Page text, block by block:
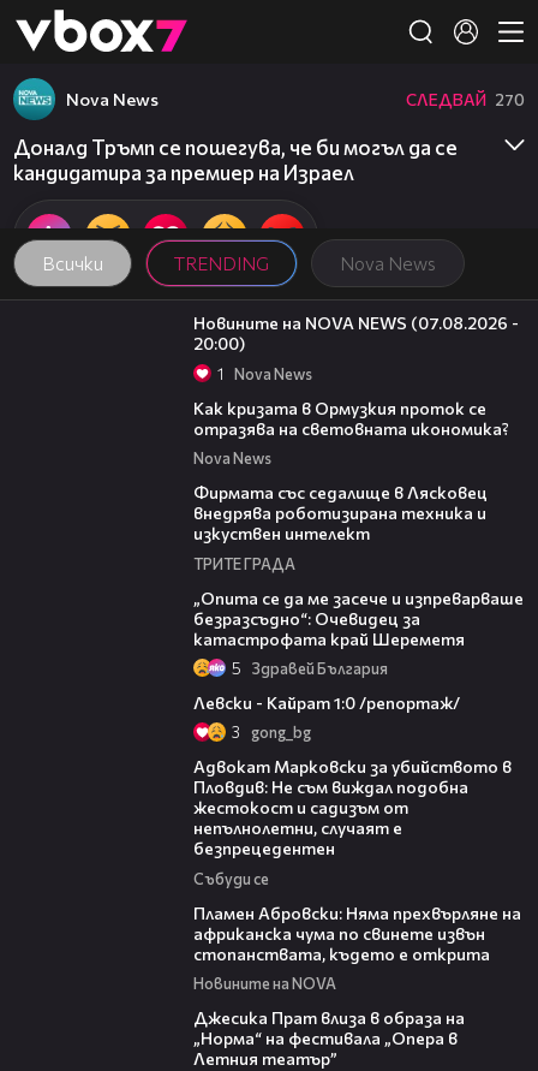
👾
Всички TRENDING Nova News
Nova News СЛЕДВАЙ 270
Доналд Тръмп се пошегува, че би могъл да се
кандидатира за премиер на Израел
22:56
Новините на NOVA NEWS (07.08.2026 -
20:00)
1 Nova News
Как кризата в Ормузкия проток се
отразява на световната икономика?
Nova News
Фирмата със седалище в Лясковец
внедрява роботизирана техника и
изкуствен интелект
ТРИТЕ ГРАДА
„Опита се да ме засече и изпреварваше
безразсъдно“: Очевидец за
катастрофата край Шереметя
5 Здравей България
Левски - Кайрат 1:0 /репортаж/
3 gong_bg
Адвокат Марковски за убийството в
Пловдив: Не съм виждал подобна
жестокост и садизъм от
непълнолетни, случаят е
безпрецедентен
Събуди се
Пламен Абровски: Няма прехвърляне на
африканска чума по свинете извън
стопанствата, където е открита
Новините на NOVA
Джесика Прат влиза в образа на
„Норма“ на фестивала „Опера в
Летния театър”